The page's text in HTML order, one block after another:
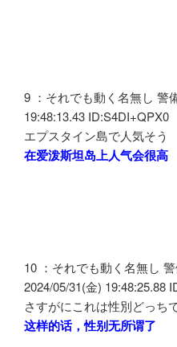
9 ：それでも動く名無し 警
19:48:13.43 ID:S4DI+QPX0
エプスタイン島で人気そう
在爱泼斯坦岛上人气会很高
10 ：それでも動く名無し 警
2024/05/31(金) 19:48:25.88
さすがにこれは性別どっち
这样的话，性别无所谓了